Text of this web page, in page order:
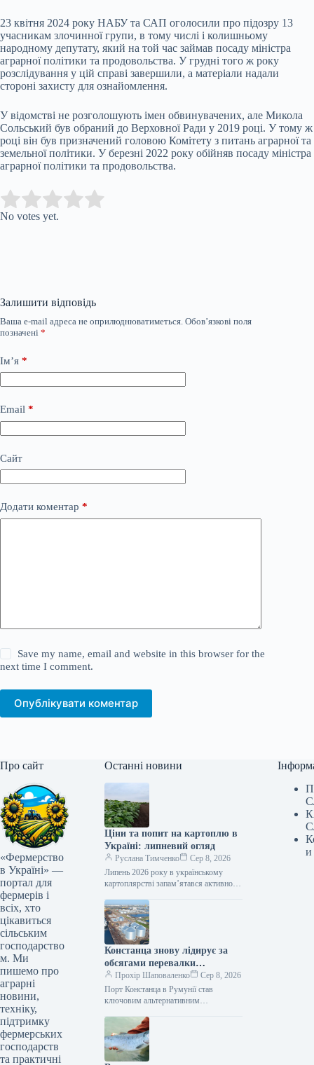
23 квітня 2024 року НАБУ та САП оголосили про підозру 13
учасникам злочинної групи, в тому числі і колишньому
народному депутату, який на той час займав посаду міністра
аграрної політики та продовольства. У грудні того ж року
розслідування у цій справі завершили, а матеріали надали
стороні захисту для ознайомлення.
У відомстві не розголошують імен обвинувачених, але Микола
Сольський був обраний до Верховної Ради у 2019 році. У тому ж
році він був призначений головою Комітету з питань аграрної та
земельної політики. У березні 2022 року обійняв посаду міністра
аграрної політики та продовольства.
Rate this item:
No votes yet.
Залишити відповідь
Ваша e-mail адреса не оприлюднюватиметься. Обов’язкові поля
позначені *
Ім’я *
Email *
Сайт
Додати коментар *
Save my name, email and website in this browser for the
next time I comment.
Опублікувати коментар
Про сайт
«Фермерство
в Україні» —
портал для
фермерів і
всіх, хто
цікавиться
сільським
господарство
м. Ми
пишемо про
аграрні
новини,
техніку,
підтримку
фермерських
господарств
та практичні
Останні новини
Ціни та попит на картоплю в
Україні: липневий огляд
Руслана Тимченко
Сер 8, 2026
Липень 2026 року в українському
картоплярстві запам’ятався активною
презентацією першого
загальнонаціонального дослідження
споживання картоплі, сезонним
зниженням…
Констанца знову лідирує за
обсягами перевалки
українських вантажів
Прохір Шаповаленко
Сер 8, 2026
Порт Констанца в Румунії став
ключовим альтернативним
агроекспорту. Розвиток цього
маршруту, розширення логістичних
потужностей та підтримка…
и